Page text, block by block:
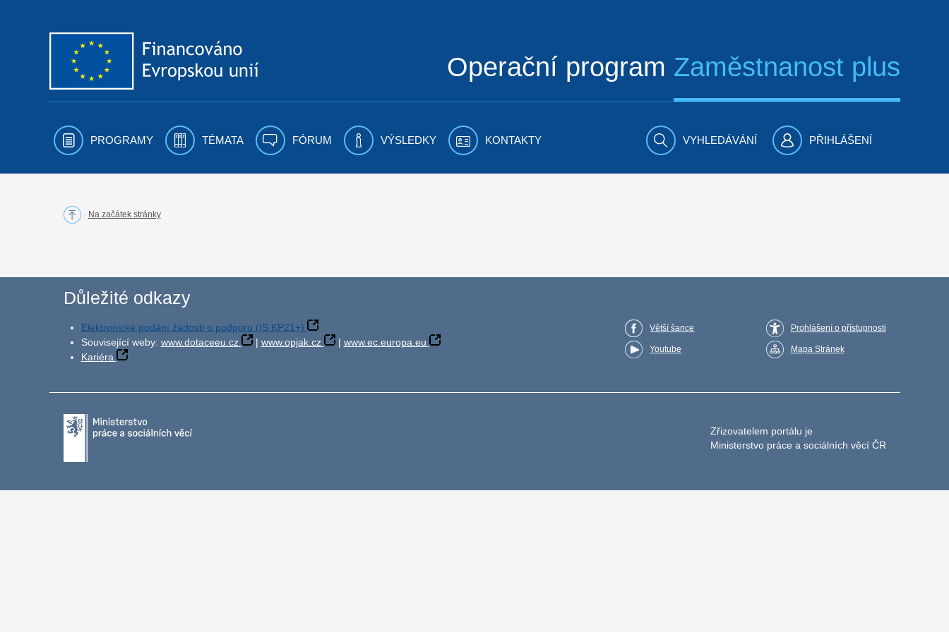
Operační program Zaměstnanost plus
PROGRAMY TÉMATA FÓRUM VÝSLEDKY KONTAKTY VYHLEDÁVÁNÍ PŘIHLÁŠENÍ
Na začátek stránky
Důležité odkazy
Elektronické podání žádosti o podporu (IS KP21+)
Související weby: www.dotaceeu.cz | www.opjak.cz | www.ec.europa.eu
Kariéra
Větší šance
Youtube
Prohlášení o přístupnosti
Mapa Stránek
Zřizovatelem portálu je
Ministerstvo práce a sociálních věcí ČR